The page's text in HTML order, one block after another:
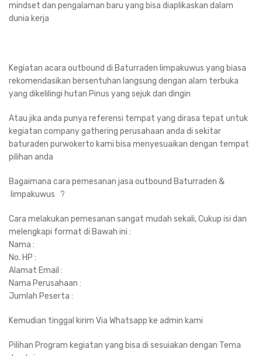
mindset dan pengalaman baru yang bisa diaplikaskan dalam
dunia kerja
Kegiatan acara outbound di Baturraden limpakuwus yang biasa
rekomendasikan bersentuhan langsung dengan alam terbuka
yang dikelilingi hutan Pinus yang sejuk dan dingin
Atau jika anda punya referensi tempat yang dirasa tepat untuk
kegiatan company gathering perusahaan anda di sekitar
baturaden purwokerto kami bisa menyesuaikan dengan tempat
pilihan anda
Bagaimana cara pemesanan jasa outbound Baturraden &
limpakuwus ?
Cara melakukan pemesanan sangat mudah sekali, Cukup isi dan
melengkapi format di Bawah ini :
Nama :
No. HP :
Alamat Email :
Nama Perusahaan :
Jumlah Peserta :
Kemudian tinggal kirim Via Whatsapp ke admin kami
Pilihan Program kegiatan yang bisa di sesuiakan dengan Tema